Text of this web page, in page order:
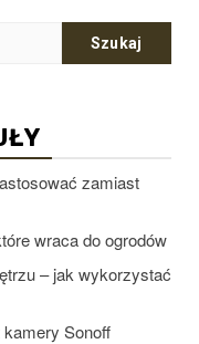
zamiast
wraca do ogrodów
– jak wykorzystać
Sonoff